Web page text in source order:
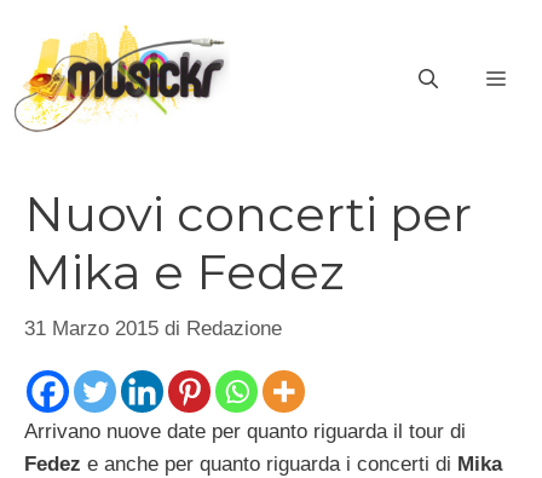
contenuto
Nuovi concerti per
Mika e Fedez
31 Marzo 2015 di Redazione
Arrivano nuove date per quanto riguarda il tour di
Fedez e anche per quanto riguarda i concerti di Mika